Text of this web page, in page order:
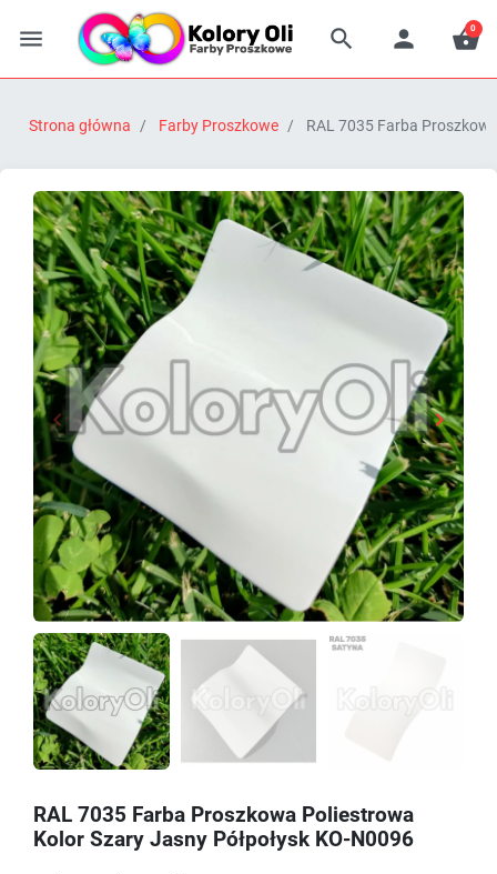
   
0
Strona główna Farby Proszkowe RAL 7035 Farba
Poprzedni
 
RAL 7035 Farba Proszkowa Poliestrowa
Kolor Szary Jasny Półpołysk KO-N0096